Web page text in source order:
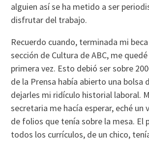
alguien así se ha metido a ser
disfrutar del trabajo.
Recuerdo cuando, terminada mi
sección de Cultura de ABC, me
primera vez. Esto debió ser sobre
de la Prensa había abierto una bolsa
dejarles mi ridículo historial laboral.
secretaria me hacía esperar, eché un
de folios que tenía sobre la mesa. El
todos los currículos, de un chico,